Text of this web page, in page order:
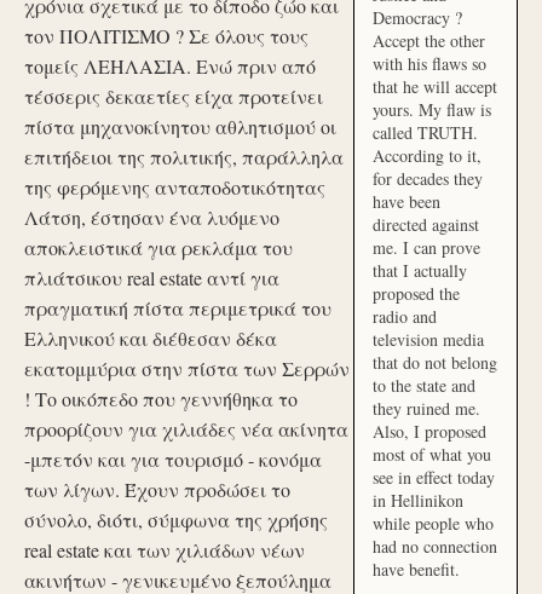
χρόνια σχετικά με το δίποδο ζώο και
τον ΠΟΛΙΤΙΣΜΟ ? Σε όλους τους
τομείς ΛΕΗΛΑΣΙΑ. Ενώ πριν από
τέσσερις δεκαετίες είχα προτείνει
πίστα μηχανοκίνητου αθλητισμού οι
επιτήδειοι της πολιτικής, παράλληλα
της φερόμενης ανταποδοτικότητας
Λάτση, έστησαν ένα λυόμενο
αποκλειστικά για ρεκλάμα του
πλιάτσικου real estate αντί για
πραγματική πίστα περιμετρικά του
Ελληνικού και διέθεσαν δέκα
εκατομμύρια στην πίστα των Σερρών
! Το οικόπεδο που γεννήθηκα το
προορίζουν για χιλιάδες νέα ακίνητα
-μπετόν και για τουρισμό - κονόμα
των λίγων. Έχουν προδώσει το
σύνολο, διότι, σύμφωνα της χρήσης
real estate και των χιλιάδων νέων
ακινήτων - γενικευμένο ξεπούλημα
Democracy ?
Accept the other
with his flaws so
that he will accept
yours. My flaw is
called TRUTH.
According to it,
for decades they
have been
directed against
me. I can prove
that I actually
proposed the
radio and
television media
that do not belong
to the state and
they ruined me.
Also, I proposed
most of what you
see in effect today
in Hellinikon
while people who
had no connection
have benefit.